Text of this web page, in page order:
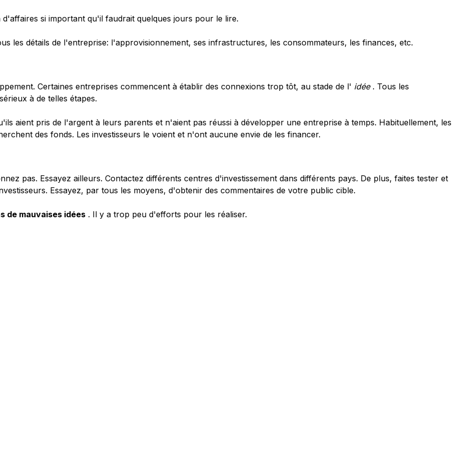
si important qu'il faudrait quelques jours pour le lire.
les détails de l'entreprise: l'approvisionnement, ses infrastructures, les consommateurs, les finances, etc.
Certaines entreprises commencent à établir des connexions trop tôt, au stade de l' idée . Tous les
à de telles étapes.
aient pris de l'argent à leurs parents et n'aient pas réussi à développer une entreprise à temps. Habituellement, les
des fonds. Les investisseurs le voient et n'ont aucune envie de les financer.
pas. Essayez ailleurs. Contactez différents centres d'investissement dans différents pays. De plus, faites tester et
Essayez, par tous les moyens, d'obtenir des commentaires de votre public cible.
de mauvaises idées . Il y a trop peu d'efforts pour les réaliser.